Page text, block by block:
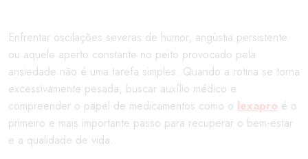
Enfrentar oscilações severas de humor, angústia persistente
ou aquele aperto constante no peito provocado pela
ansiedade não é uma tarefa simples. Quando a rotina se torna
excessivamente pesada, buscar auxílio médico e
compreender o papel de medicamentos como o lexapro é o
primeiro e mais importante passo para recuperar o bem-estar
e a qualidade de vida.